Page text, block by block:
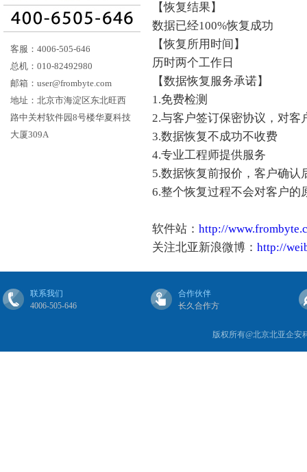
客服：4006-505-646
总机：010-82492980
邮箱：user@frombyte.com
地址：北京市海淀区东北旺西
路中关村软件园8号楼华夏科技
大厦309A
【恢复结果】
数据已经100%恢复成功
【恢复所用时间】
历时两个工作日
【数据恢复服务承诺】
1.免费检测
2.与客户签订保密协议，对客
3.数据恢复不成功不收费
4.专业工程师提供服务
5.数据恢复前报价，客户确认
6.整个恢复过程不会对客户的
软件站： http://
关注北亚新浪微博： http://
联系我们
4006-505-646
合作伙伴
长久合作方
版权所有@北京北亚企安